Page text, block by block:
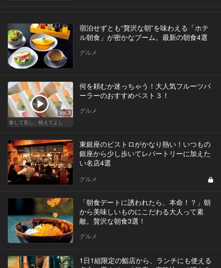
宿泊せずとも“贅沢な朝”を味わえる「ホテ
ル朝食」が密かなブーム。最新の朝食4選
グルメ
Vol.3
食して良し、映えてよし
何を頼むか迷っちゃう！大人気フルーツパ
ーラーのおすすめベスト３！
グルメ
東銀座のビストロがかなり熱い！いつもの
銀座から少し歩いてレパートリーに加えた
い名店4選
グルメ
「朝食デートに誘われたら、本命！？」朝
から美味しいものにこだわる大人って素
敵。贅沢な朝食3選！
グルメ
1日1組限定の鮨店から、ランチにも使える